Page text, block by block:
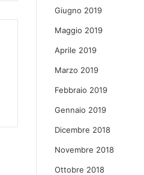
Giugno 2019
Maggio 2019
Aprile 2019
Marzo 2019
Febbraio 2019
Gennaio 2019
Dicembre 2018
Novembre 2018
Ottobre 2018